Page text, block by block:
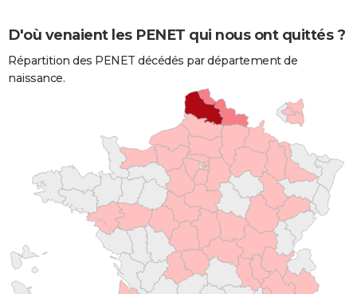
D'où venaient les PENET qui nous ont quittés ?
Répartition des PENET décédés par département de
naissance.